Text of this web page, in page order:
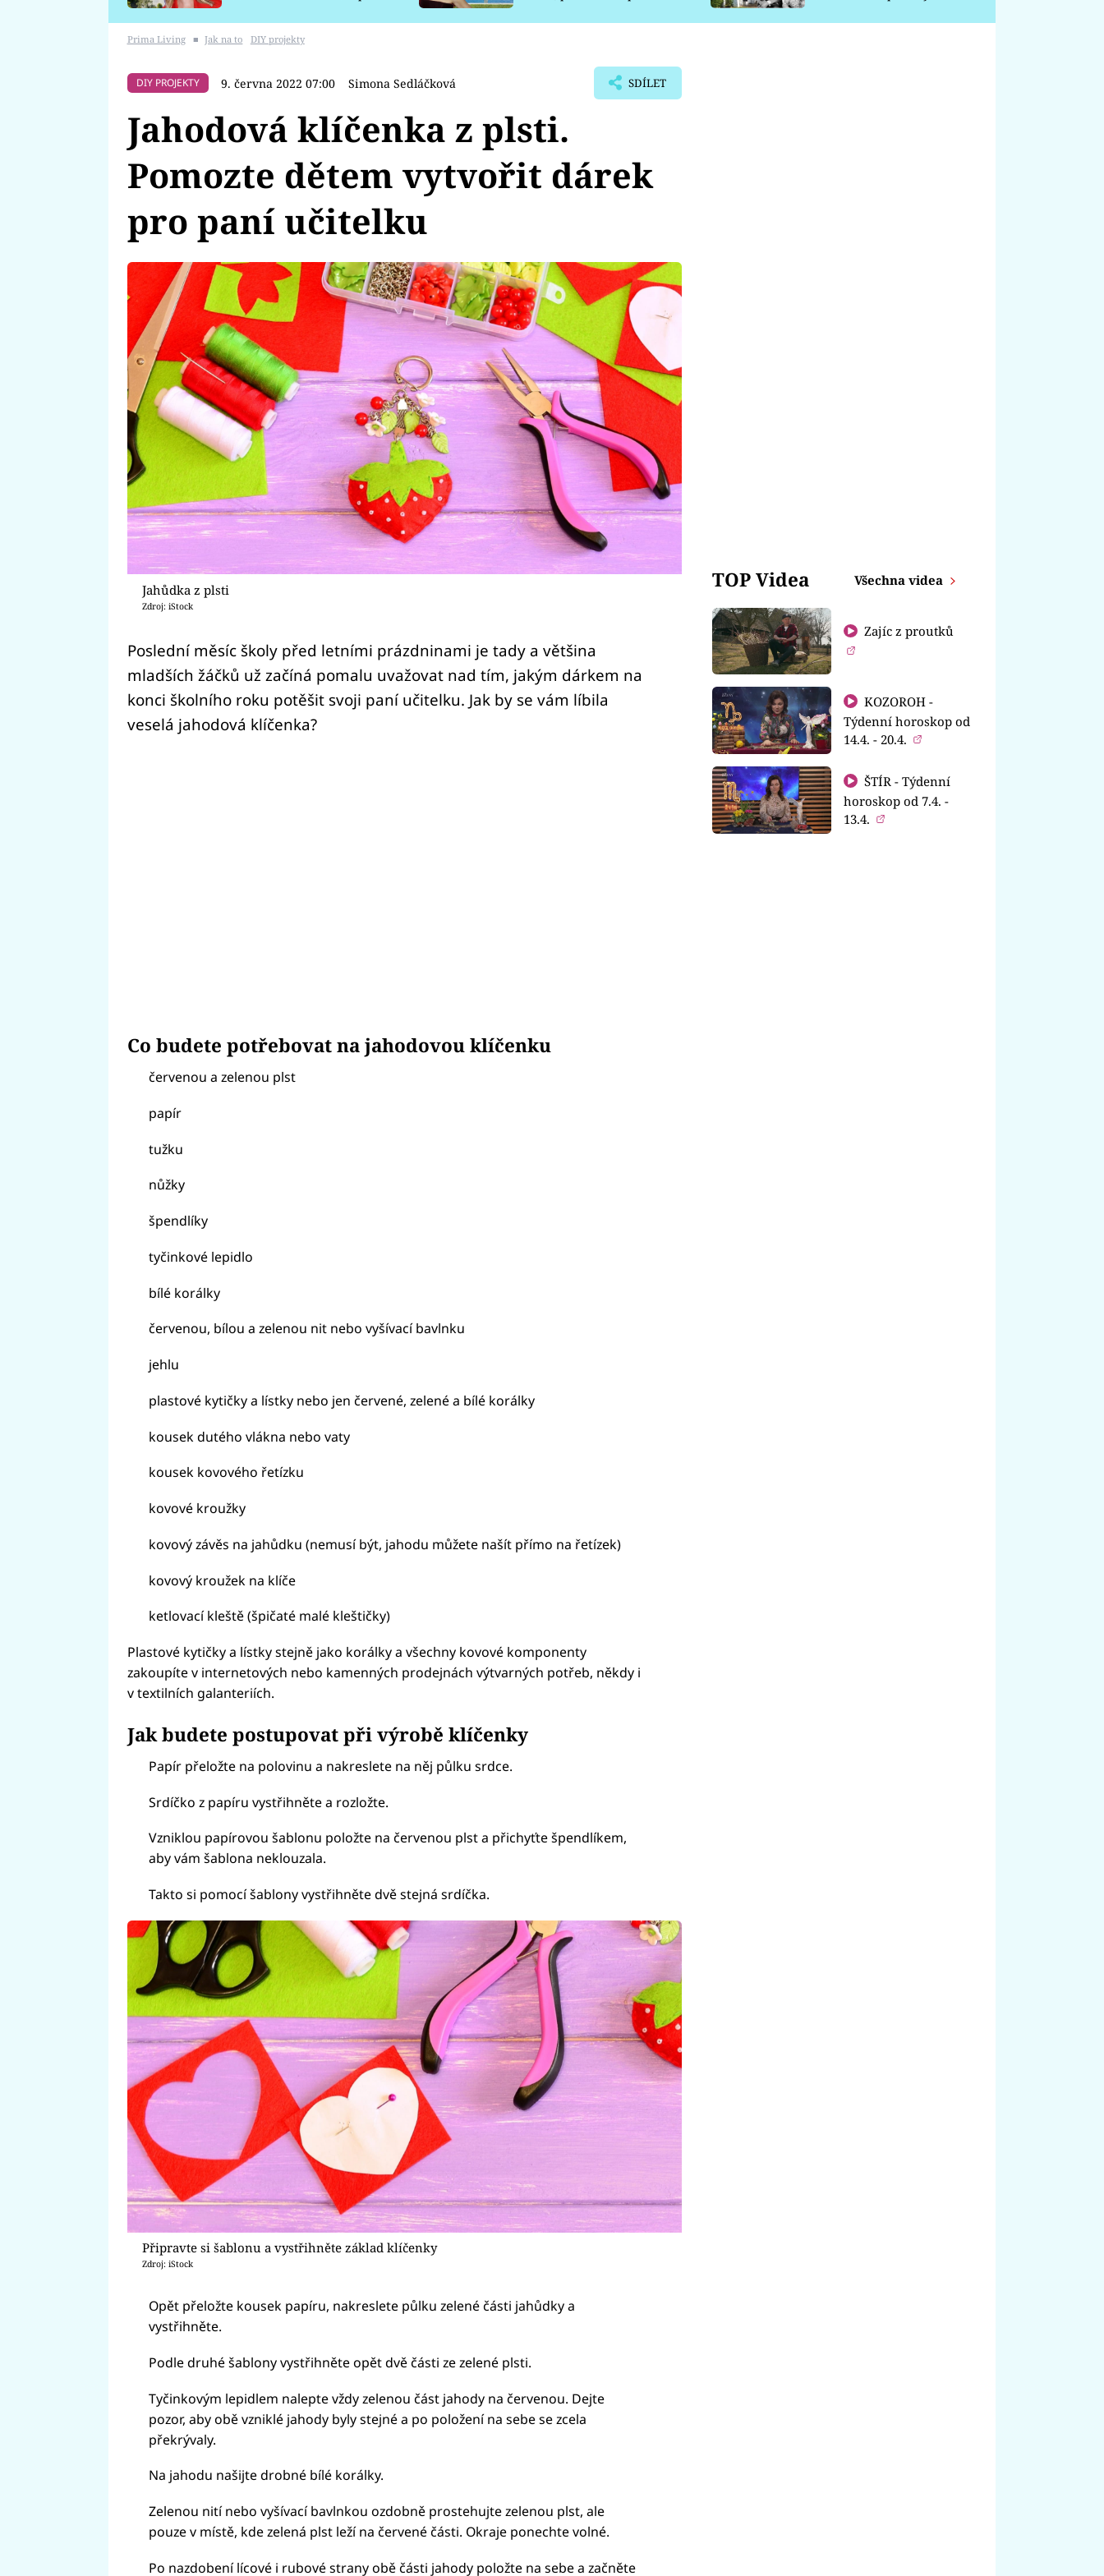
Prima Living ■ Jak na to DIY projekty
DIY PROJEKTY 9. června 2022 07:00 Simona Sedláčková SDÍLET
Jahodová klíčenka z plsti.
Pomozte dětem vytvořit dárek
pro paní učitelku
Jahůdka z plsti
Zdroj: iStock
Poslední měsíc školy před letními prázdninami je tady a většina
mladších žáčků už začíná pomalu uvažovat nad tím, jakým dárkem na
konci školního roku potěšit svoji paní učitelku. Jak by se vám líbila
veselá jahodová klíčenka?
Co budete potřebovat na jahodovou klíčenku
červenou a zelenou plst
papír
tužku
nůžky
špendlíky
tyčinkové lepidlo
bílé korálky
červenou, bílou a zelenou nit nebo vyšívací bavlnku
jehlu
plastové kytičky a lístky nebo jen červené, zelené a bílé korálky
kousek dutého vlákna nebo vaty
kousek kovového řetízku
kovové kroužky
kovový závěs na jahůdku (nemusí být, jahodu můžete našít přímo na řetízek)
kovový kroužek na klíče
ketlovací kleště (špičaté malé kleštičky)
Plastové kytičky a lístky stejně jako korálky a všechny kovové komponenty
zakoupíte v internetových nebo kamenných prodejnách výtvarných potřeb, někdy i
v textilních galanteriích.
Jak budete postupovat při výrobě klíčenky
Papír přeložte na polovinu a nakreslete na něj půlku srdce.
Srdíčko z papíru vystřihněte a rozložte.
Vzniklou papírovou šablonu položte na červenou plst a přichyťte špendlíkem,
aby vám šablona neklouzala.
Takto si pomocí šablony vystřihněte dvě stejná srdíčka.
Připravte si šablonu a vystřihněte základ klíčenky
Zdroj: iStock
Opět přeložte kousek papíru, nakreslete půlku zelené části jahůdky a
vystřihněte.
Podle druhé šablony vystřihněte opět dvě části ze zelené plsti.
Tyčinkovým lepidlem nalepte vždy zelenou část jahody na červenou. Dejte
pozor, aby obě vzniklé jahody byly stejné a po položení na sebe se zcela
překrývaly.
Na jahodu našijte drobné bílé korálky.
Zelenou nití nebo vyšívací bavlnkou ozdobně prostehujte zelenou plst, ale
pouze v místě, kde zelená plst leží na červené části. Okraje ponechte volné.
Po nazdobení lícové i rubové strany obě části jahody položte na sebe a začněte
TOP Videa Všechna videa
Zajíc z proutků
KOZOROH -
Týdenní horoskop od
14.4. - 20.4.
ŠTÍR - Týdenní
horoskop od 7.4. -
13.4.